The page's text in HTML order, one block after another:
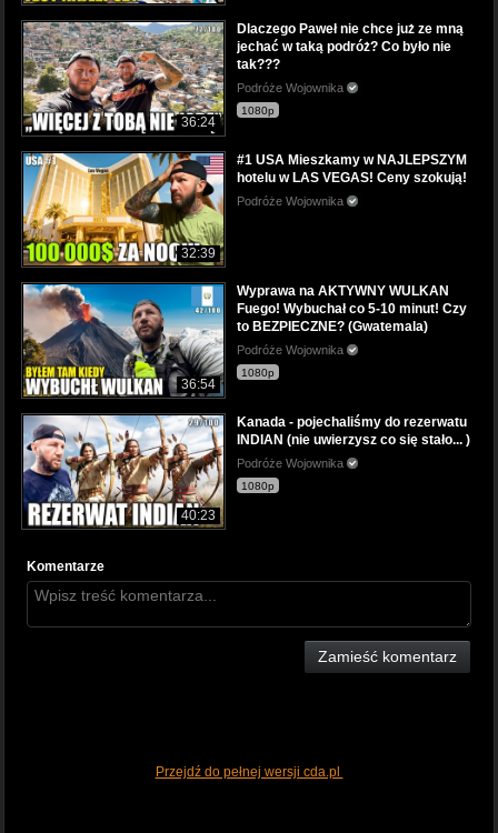
36:24
Dlaczego Paweł nie chce już ze mną
jechać w taką podróż? Co było nie
tak???
Podróże Wojownika
1080p
32:39
#1 USA Mieszkamy w NAJLEPSZYM
hotelu w LAS VEGAS! Ceny szokują!
Podróże Wojownika
36:54
Wyprawa na AKTYWNY WULKAN
Fuego! Wybuchał co 5-10 minut! Czy
to BEZPIECZNE? (Gwatemala)
Podróże Wojownika
1080p
40:23
Kanada - pojechaliśmy do rezerwatu
INDIAN (nie uwierzysz co się stało... )
Podróże Wojownika
1080p
Komentarze
Zamieść komentarz
Przejdź do pełnej wersji cda.pl